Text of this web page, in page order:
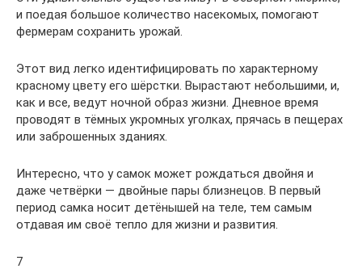
и поедая большое количество насекомых, помогают
фермерам сохранить урожай.
Этот вид легко идентифицировать по характерному
красному цвету его шёрстки. Вырастают небольшими, и,
как и все, ведут ночной образ жизни. Дневное время
проводят в тёмных укромных уголках, прячась в пещерах
или заброшенных зданиях.
Интересно, что у самок может рождаться двойня и
даже четвёрки — двойные пары близнецов. В первый
период самка носит детёнышей на теле, тем самым
отдавая им своё тепло для жизни и развития.
7